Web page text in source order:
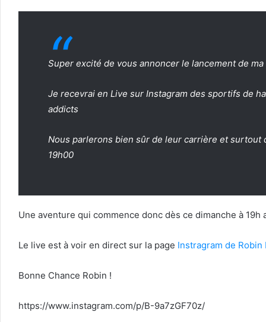
Super excité de vous annoncer le lancement de
Je recevrai en Live sur Instagram des sportifs de
addicts ⠀
Nous parlerons bien sûr de leur carrière et surtout
19h00
Une aventure qui commence donc dès ce dimanche à
Le live est à voir en direct sur la page Instragram de Robin
Bonne Chance Robin !
https://www.instagram.com/p/B-9a7zGF70z/